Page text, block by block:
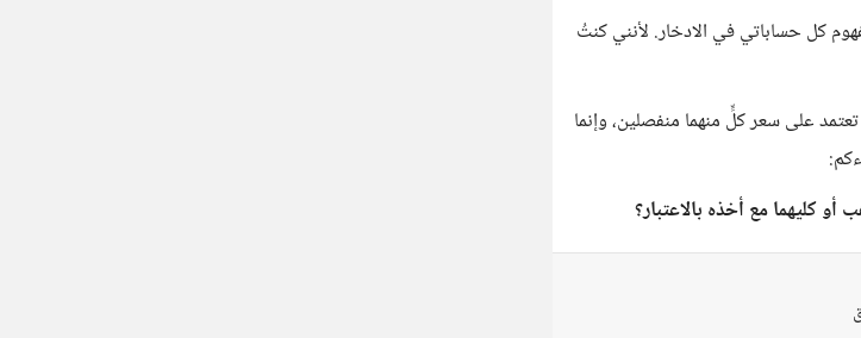
كل حساباتي في الادخار. لأنني كنتُ
على سعر كلٍّ منهما منفصلين، وإنما
كليهما مع أخذه بالاعتبار؟